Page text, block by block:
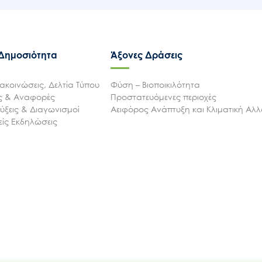
Δελτία Τύπου
& Αναφορές
& Διαγωνισμοί
Εκδηλώσεις
Άξονες Δράσεις
Φύση – Βιοποικιλότητα
Προστατευόμενες περιοχές
Αειφόρος Ανάπτυξη και Κλιματική